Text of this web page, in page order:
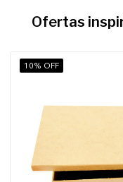
Ofertas
10% OFF